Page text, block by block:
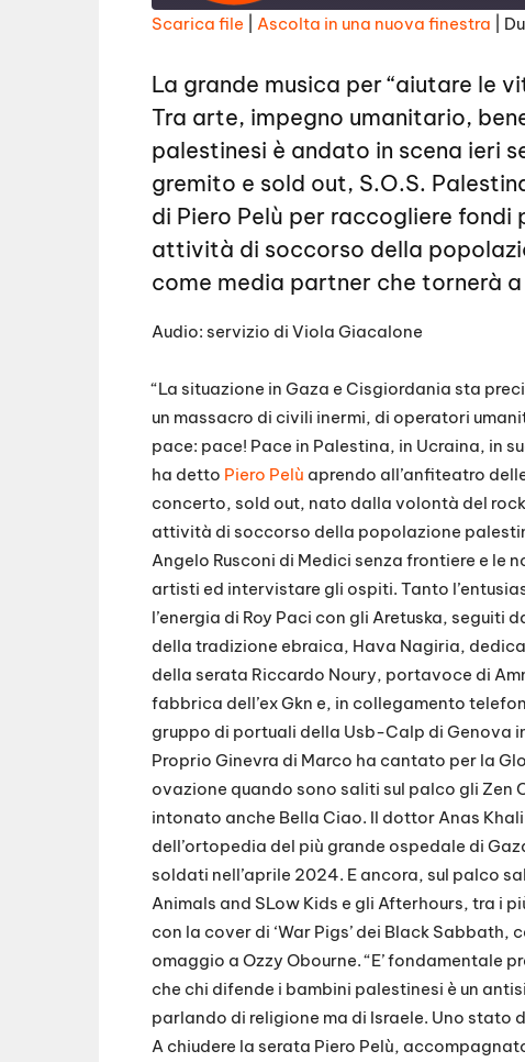
E
p
o
d
e
RSS FEED
LINK
EMBED
Scarica file Ascolta in una nuova finestra
La grande musica per “aiutare le
Tra arte, impegno umanitario,
palestinesi è andato in scena ieri
gremito e sold out, S.O.S.
di Piero Pelù per raccogliere fondi
attività di soccorso della
come media partner che tornerà
Audio: servizio di Viola Giacalone
“La situazione in Gaza e Cisgiordania sta
un massacro di civili inermi, di operatori
pace: pace! Pace in Palestina, in Ucraina, in
ha detto Piero Pelù aprendo all’anfiteatro
concerto, sold out, nato dalla volontà del
attività di soccorso della popolazione
Angelo Rusconi di Medici senza frontiere e le
artisti ed intervistare gli ospiti. Tanto
l’energia di Roy Paci con gli Aretuska, seguiti
della tradizione ebraica, Hava Nagiria,
della serata Riccardo Noury, portavoce di
fabbrica dell’ex Gkn e, in collegamento
gruppo di portuali della Usb-Calp di Genova
Proprio Ginevra di Marco ha cantato per la
ovazione quando sono saliti sul palco gli Zen
intonato anche Bella Ciao. Il dottor Anas
dell’ortopedia del più grande ospedale di
soldati nell’aprile 2024. E ancora, sul palco
Animals and SLow Kids e gli Afterhours, tra i
con la cover di ‘War Pigs’ dei Black
omaggio a Ozzy Obourne. “E’
che chi difende i bambini palestinesi è un
parlando di religione ma di Israele. Uno stato
A chiudere la serata Piero Pelù,